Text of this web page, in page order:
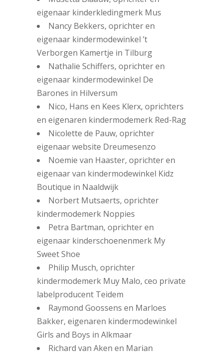
eigenaar kinderkledingmerk Mus
Nancy Bekkers, oprichter en
eigenaar kindermodewinkel ’t
Verborgen Kamertje in Tilburg
Nathalie Schiffers, oprichter en
eigenaar kindermodewinkel De
Barones in Hilversum
Nico, Hans en Kees Klerx, oprichters
en eigenaren kindermodemerk Red-Rag
Nicolette de Pauw, oprichter
eigenaar website Dreumesenzo
Noemie van Haaster, oprichter en
eigenaar van kindermodewinkel Kidz
Boutique in Naaldwijk
Norbert Mutsaerts, oprichter
kindermodemerk Noppies
Petra Bartman, oprichter en
eigenaar kinderschoenenmerk My
Sweet Shoe
Philip Musch, oprichter
kindermodemerk Muy Malo, ceo private
labelproducent Teidem
Raymond Goossens en Marloes
Bakker, eigenaren kindermodewinkel
Girls and Boys in Alkmaar
Richard van Aken en Marian